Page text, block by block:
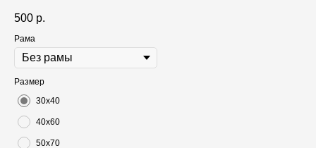
500 р.
Рама
Размер
30х40
40х60
50х70